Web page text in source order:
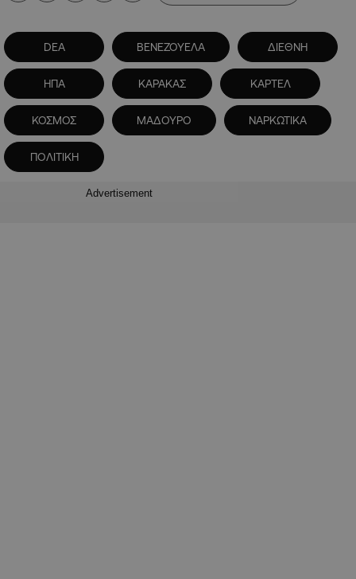
DEA ΒΕΝΕΖΟΥΕΛΑ ΔΙΕΘΝΗ
ΗΠΑ ΚΑΡΑΚΑΣ ΚΑΡΤΕΛ
ΚΟΣΜΟΣ ΜΑΔΟΥΡΟ ΝΑΡΚΩΤΙΚΑ
ΠΟΛΙΤΙΚΗ
Advertisement